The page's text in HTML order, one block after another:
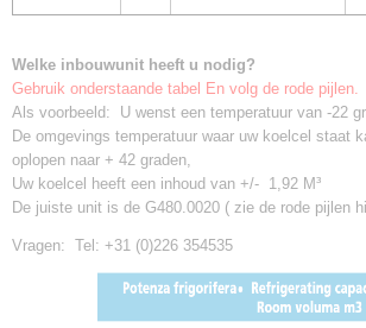
Welke inbouwunit heeft u nodig?
Gebruik onderstaande tabel En volg de rode pijlen.
Als voorbeeld: U wenst een temperatuur van -22
De omgevings temperatuur waar uw koelcel staat
oplopen naar + 42 graden,
Uw koelcel heeft een inhoud van +/- 1,92 M³
De juiste unit is de G480.0020 ( zie de rode pijlen
Vragen: Tel: +31 (0)226 354535